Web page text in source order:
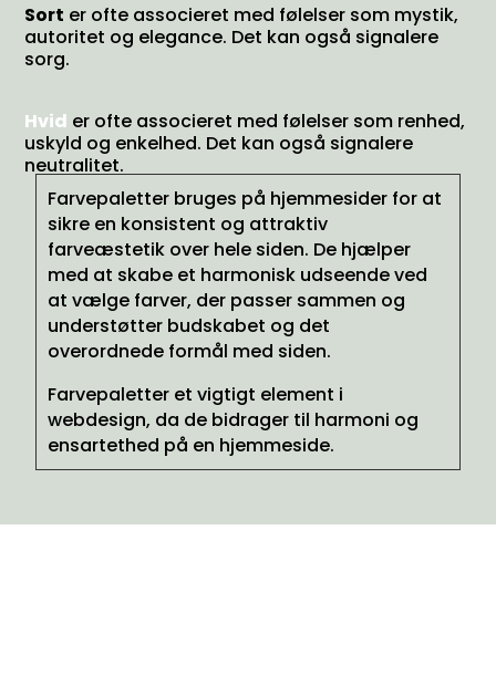
Sort er ofte associeret med følelser som mystik,
autoritet og elegance. Det kan også signalere
sorg.
Hvid er ofte associeret med følelser som renhed,
uskyld og enkelhed. Det kan også signalere
neutralitet.
Farvepaletter bruges på hjemmesider for at
sikre en konsistent og attraktiv
farveæstetik over hele siden. De hjælper
med at skabe et harmonisk udseende ved
at vælge farver, der passer sammen og
understøtter budskabet og det
overordnede formål med siden.
Farvepaletter et vigtigt element i
webdesign, da de bidrager til harmoni og
ensartethed på en hjemmeside.